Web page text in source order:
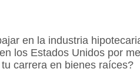
en la industria
los Estados Unidos por
carrera en bienes raíces?